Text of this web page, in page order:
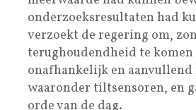
onderzoeksresultaten had
verzoekt de regering om,
terughoudendheid te komen
onafhankelijk en aanvullend
waaronder tiltsensoren, en
orde van de dag.